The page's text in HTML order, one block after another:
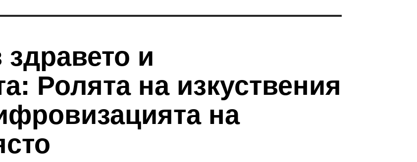
и
Ролята на изкуствения
на